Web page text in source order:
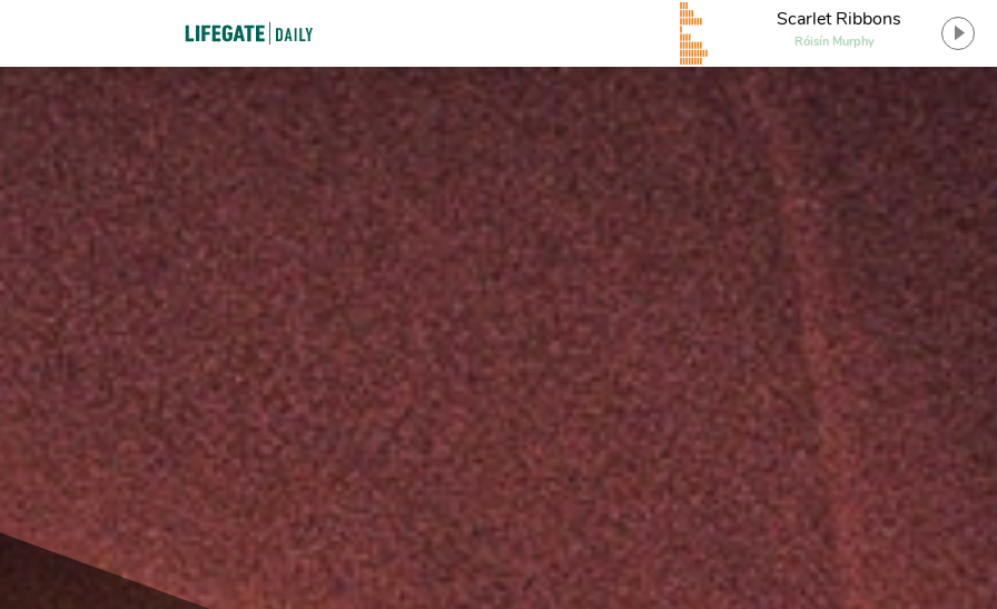
Scarlet Ribbons
Róisín Murphy